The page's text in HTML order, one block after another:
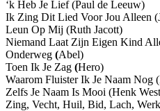
‘k Heb Je Lief (Paul de Leeuw)
Ik Zing Dit Lied Voor Jou Alleen
Leun Op Mij (Ruth Jacott)
Niemand Laat Zijn Eigen Kind
Onderweg (Abel)
Toen Ik Je Zag (Hero)
Waarom Fluister Ik Je Naam Nog
Zelfs Je Naam Is Mooi (Henk
Zing, Vecht, Huil, Bid, Lach,